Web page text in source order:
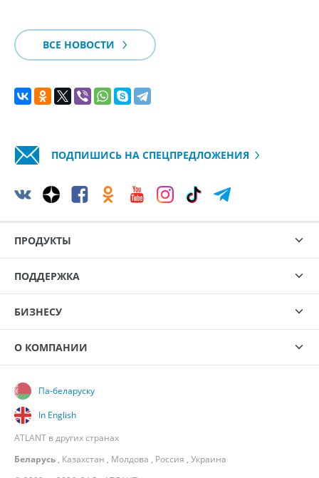
ВСЕ НОВОСТИ
ПОДПИШИСЬ НА СПЕЦПРЕДЛОЖЕНИЯ
ПРОДУКТЫ
ПОДДЕРЖКА
БИЗНЕСУ
О КОМПАНИИ
Па-беларуску
In English
ATLANT в других странах
Беларусь , Казахстан , Молдова , Россия , Украина